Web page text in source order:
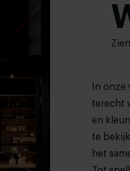
In
terecht
en
te
het